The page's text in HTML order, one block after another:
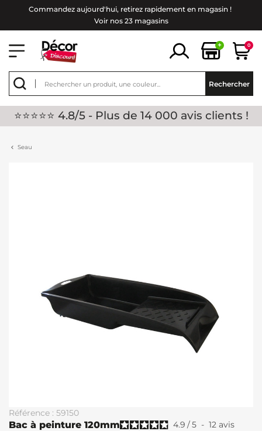
Commandez aujourd'hui, retirez rapidement en magasin !
Voir nos 23 magasins
+ 0
Rechercher
⭐⭐⭐⭐⭐ 4.8/5 - Plus de 14 000 avis clients !
Seau
Référence : 59150
Bac à peinture 120mm 4.9 /5 - 12 avis